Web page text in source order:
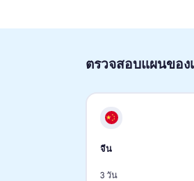
ตรวจสอบแผนของ
จีน
3 วัน